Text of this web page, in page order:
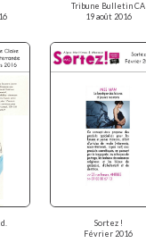
Tribune Bulletin CA
19 août 2016
Sortez !
Février 2016